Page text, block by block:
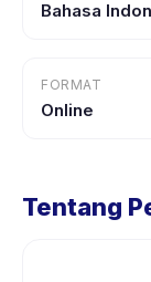
Bahasa
FORMAT
Online
Tentang